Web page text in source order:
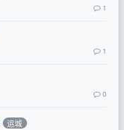
1
1
0
运城